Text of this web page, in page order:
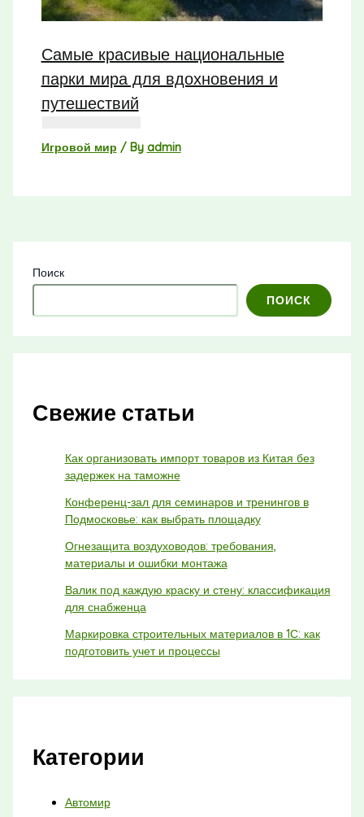
Самые красивые национальные
парки мира для вдохновения и
путешествий
Игровой мир / By admin
Поиск
ПОИСК
Свежие статьи
Как организовать импорт товаров из Китая без
задержек на таможне
Конференц-зал для семинаров и тренингов в
Подмосковье: как выбрать площадку
Огнезащита воздуховодов: требования,
материалы и ошибки монтажа
Валик под каждую краску и стену: классификация
для снабженца
Маркировка строительных материалов в 1С: как
подготовить учет и процессы
Категории
Автомир